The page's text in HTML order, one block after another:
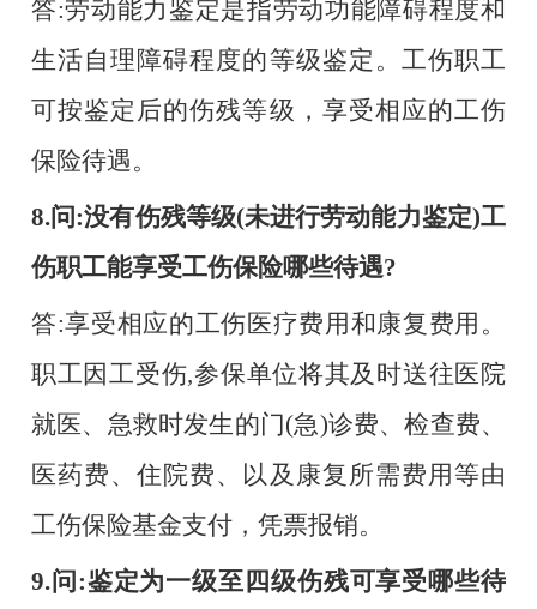
答:劳动能力鉴定是指劳动功能障碍程度和
生活自理障碍程度的等级鉴定。工伤职工
可按鉴定后的伤残等级，享受相应的工伤
保险待遇。
8.问:没有伤残等级(未进行劳动能力鉴定)工
伤职工能享受工伤保险哪些待遇?
答:享受相应的工伤医疗费用和康复费用。
职工因工受伤,参保单位将其及时送往医院
就医、急救时发生的门(急)诊费、检查费、
医药费、住院费、以及康复所需费用等由
工伤保险基金支付，凭票报销。
9.问:鉴定为一级至四级伤残可享受哪些待